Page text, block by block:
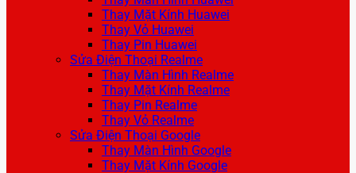
Thay Mặt Kính Huawei
Thay Vỏ Huawei
Thay Pin Huawei
Sửa Điện Thoại Realme
Thay Màn Hình Realme
Thay Mặt Kính Realme
Thay Pin Realme
Thay Vỏ Realme
Sửa Điện Thoại Google
Thay Màn Hình Google
Thay Mặt Kính Google